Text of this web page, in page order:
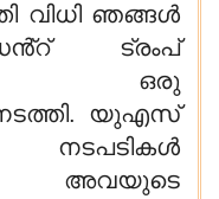
വിധി ഞങ്ങൾ
ട്രംപ്
ഒരു
യുഎസ്
അവയുടെ